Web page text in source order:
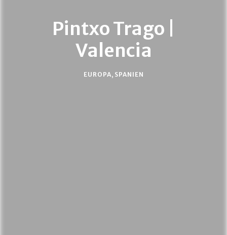
Pintxo Trago |
Valencia
EUROPA, SPANIEN